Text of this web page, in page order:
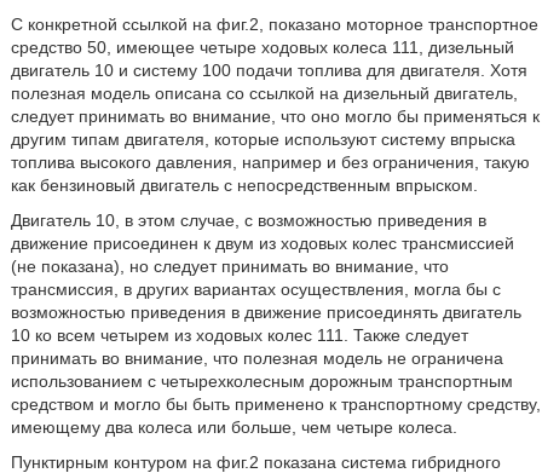
С конкретной ссылкой на фиг.2, показано моторное транспортное
средство 50, имеющее четыре ходовых колеса 111, дизельный
двигатель 10 и систему 100 подачи топлива для двигателя. Хотя
полезная модель описана со ссылкой на дизельный двигатель,
следует принимать во внимание, что оно могло бы применяться к
другим типам двигателя, которые используют систему впрыска
топлива высокого давления, например и без ограничения, такую
как бензиновый двигатель с непосредственным впрыском.
Двигатель 10, в этом случае, с возможностью приведения в
движение присоединен к двум из ходовых колес трансмиссией
(не показана), но следует принимать во внимание, что
трансмиссия, в других вариантах осуществления, могла бы с
возможностью приведения в движение присоединять двигатель
10 ко всем четырем из ходовых колес 111. Также следует
принимать во внимание, что полезная модель не ограничена
использованием с четырехколесным дорожным транспортным
средством и могло бы быть применено к транспортному средству,
имеющему два колеса или больше, чем четыре колеса.
Пунктирным контуром на фиг.2 показана система гибридного